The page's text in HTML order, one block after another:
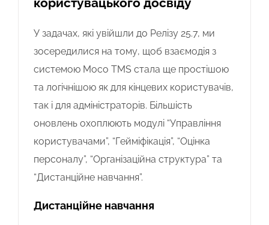
У задачах, які увійшли до Релізу 25.7, ми
зосередилися на тому, щоб взаємодія з
системою Moco TMS стала ще простішою
та логічнішою як для кінцевих користувачів,
так і для адміністраторів. Більшість
оновлень охоплюють модулі “Управління
користувачами”, “Гейміфікація”, “Оцінка
персоналу”, “Організаційна структура” та
“Дистанційне навчання”.
Дистанційне навчання